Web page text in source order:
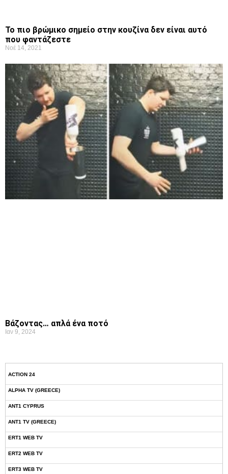
Το πιο βρώμικο σημείο στην κουζίνα δεν είναι αυτό
που φαντάζεστε
Νοέ 14, 2021
Βάζοντας… απλά ένα ποτό
Ιαν 9, 2024
ACTION 24
ALPHA TV (GREECE)
ANT1 CYPRUS
ANT1 TV (GREECE)
ERT1 WEB TV
ERT2 WEB TV
ERT3 WEB TV